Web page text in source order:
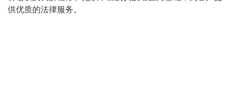
供优质的法律服务。